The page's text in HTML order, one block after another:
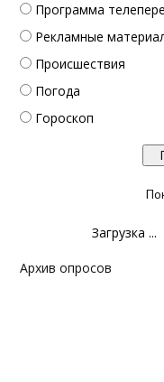
Программа
Рекламные
Происшествия
Погода
Гороскоп
Загрузка ...
Архив опросов